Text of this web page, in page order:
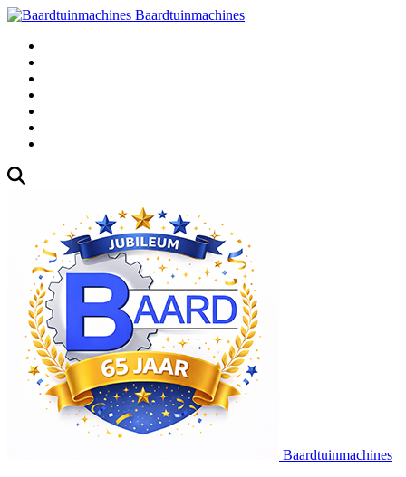
Baardtuinmachines
Baardtuinmachines